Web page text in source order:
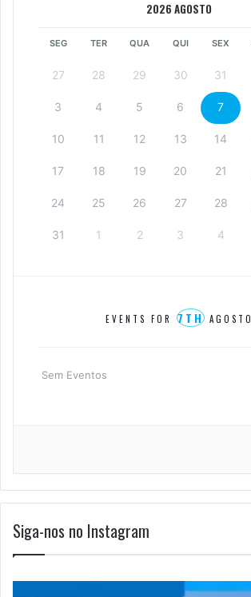
2026 AGOSTO
SEG TER QUA QUI SEX
27 28 29 30 31
3 4 5 6 7
10 11 12 13 14
17 18 19 20 21
24 25 26 27 28
31 1 2 3 4
EVENTS FOR 7THAGOSTO
Sem Eventos
Siga-nos no Instagram